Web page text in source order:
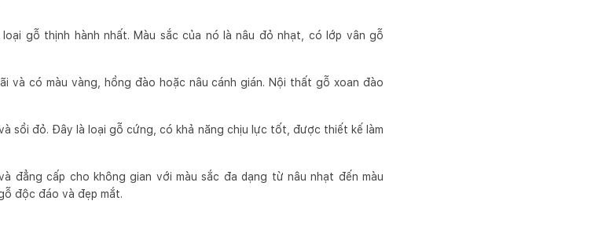
gỗ thịnh hành nhất. Màu sắc của nó là nâu đỏ nhạt, có lớp vân gỗ
và có màu vàng, hồng đào hoặc nâu cánh gián. Nội thất gỗ xoan đào
sồi đỏ. Đây là loại gỗ cứng, có khả năng chịu lực tốt, được thiết kế làm
đẳng cấp cho không gian với màu sắc đa dạng từ nâu nhạt đến màu
độc đáo và đẹp mắt.